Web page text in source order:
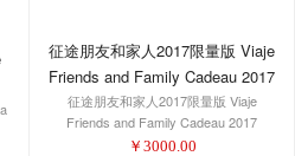
征途朋友和家人2017限量版 Viaje
Friends and Family Cadeau 2017
Churchill
征途朋友和家人2017限量版 Viaje
Friends and Family Cadeau 2017
Churchill
￥ 3000.00